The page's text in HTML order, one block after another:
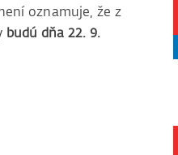
oznamuje, že z
budú dňa 22. 9.